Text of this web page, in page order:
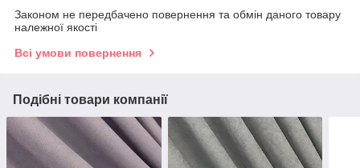
Законом не передбачено повернення та обмін даного товару
належної якості
Всі умови повернення
Подібні товари компанії